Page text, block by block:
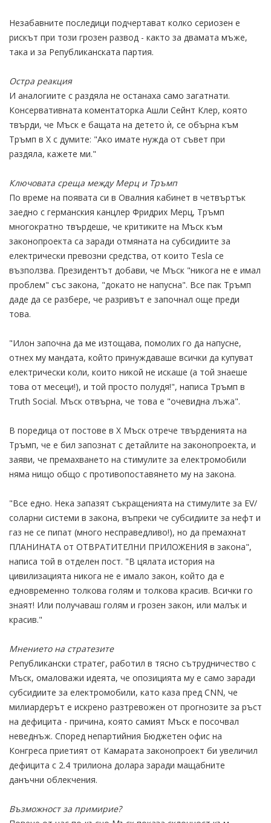
Незабавните последици подчертават колко сериозен е
рискът при този грозен развод - както за двамата мъже,
така и за Републиканската партия.
Остра реакция
И аналогиите с раздяла не останаха само загатнати.
Консервативната коментаторка Ашли Сейнт Клер, която
твърди, че Мъск е бащата на детето ѝ, се обърна към
Тръмп в X с думите: "Ако имате нужда от съвет при
раздяла, кажете ми."
Ключовата среща между Мерц и Тръмп
По време на появата си в Овалния кабинет в четвъртък
заедно с германския канцлер Фридрих Мерц, Тръмп
многократно твърдеше, че критиките на Мъск към
законопроекта са заради отмяната на субсидиите за
електрически превозни средства, от които Tesla се
възползва. Президентът добави, че Мъск "никога не е имал
проблем" със закона, "докато не напусна". Все пак Тръмп
даде да се разбере, че разривът е започнал още преди
това.
"Илон започна да ме изтощава, помолих го да напусне,
отнех му мандата, който принуждаваше всички да купуват
електрически коли, които никой не искаше (а той знаеше
това от месеци!), и той просто полудя!", написа Тръмп в
Truth Social. Мъск отвърна, че това е "очевидна лъжа".
В поредица от постове в X Мъск отрече твърденията на
Тръмп, че е бил запознат с детайлите на законопроекта, и
заяви, че премахването на стимулите за електромобили
няма нищо общо с противопоставянето му на закона.
"Все едно. Нека запазят съкращенията на стимулите за EV/
соларни системи в закона, въпреки че субсидиите за нефт и
газ не се пипат (много несправедливо!), но да премахнат
ПЛАНИНАТА от ОТВРАТИТЕЛНИ ПРИЛОЖЕНИЯ в закона",
написа той в отделен пост. "В цялата история на
цивилизацията никога не е имало закон, който да е
едновременно толкова голям и толкова красив. Всички го
знаят! Или получаваш голям и грозен закон, или малък и
красив."
Мнението на стратезите
Републикански стратег, работил в тясно сътрудничество с
Мъск, омаловажи идеята, че опозицията му е само заради
субсидиите за електромобили, като каза пред CNN, че
милиардерът е искрено разтревожен от прогнозите за ръст
на дефицита - причина, която самият Мъск е посочвал
неведнъж. Според непартийния Бюджетен офис на
Конгреса приетият от Камарата законопроект би увеличил
дефицита с 2.4 трилиона долара заради мащабните
данъчни облекчения.
Възможност за примирие?